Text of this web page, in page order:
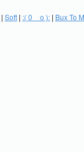
| Soft | :( 0 _ о ): | Bux To